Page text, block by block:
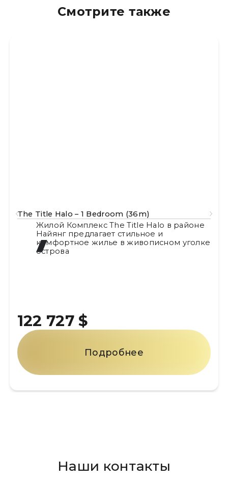
Смотрите также
The Title Halo – 1 Bedroom (36m)
Жилой Комплекс The Title Halo в районе
Найянг предлагает стильное и
комфортное жилье в живописном уголке
острова
122 727 $
Подробнее
Наши контакты